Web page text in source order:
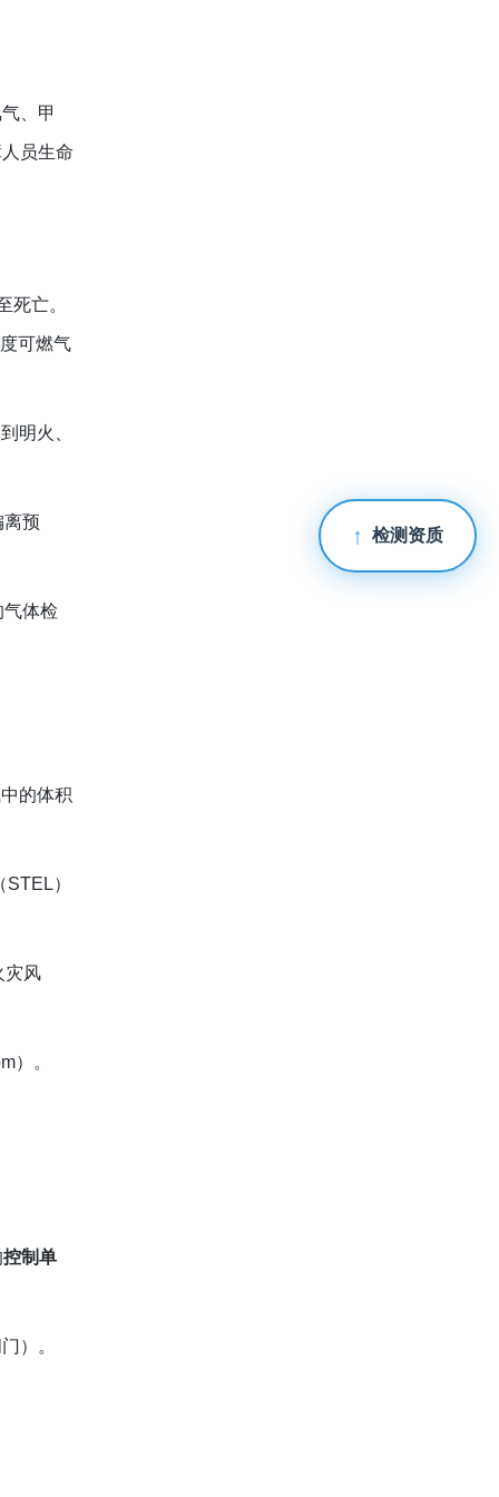
、甲
员生命
死亡。
可燃气
明火、
预
体检
的体积
）
灾风
）。
控制单
）。
检测资质